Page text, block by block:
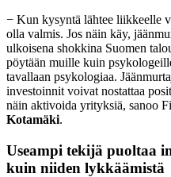
− Kun kysyntä lähtee liikkeelle
olla valmis. Jos näin käy,
ulkoisena shokkina Suomen
pöytään muille kuin
tavallaan psykologiaa.
investoinnit voivat nostattaa
näin aktivoida yrityksiä, sanoo
Kotamäki.
Useampi tekijä puoltaa
kuin niiden lykkäämistä